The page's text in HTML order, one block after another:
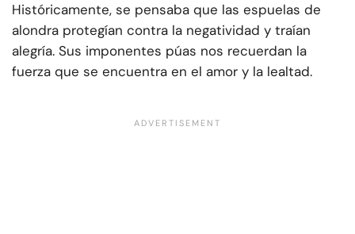
Históricamente, se pensaba que las espuelas de
alondra protegían contra la negatividad y traían
alegría. Sus imponentes púas nos recuerdan la
fuerza que se encuentra en el amor y la lealtad.